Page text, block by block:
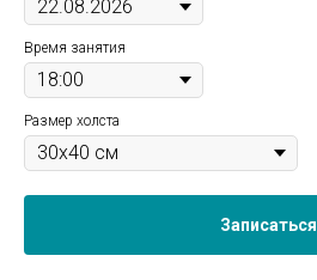
Время занятия
Размер холста
Записаться